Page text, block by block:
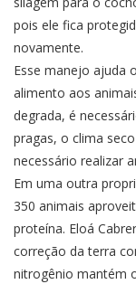
pois ele fica
novamente.
Esse manejo ajuda
alimento aos
degrada, é
pragas, o clima
necessário realizar
Em uma outra
350 animais
proteína. Eloá
correção da terra
nitrogênio mantém